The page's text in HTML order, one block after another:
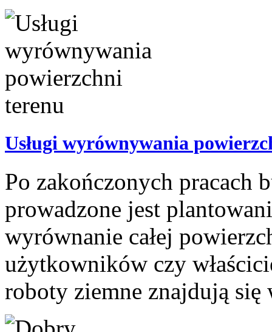
Usługi wyrównywania
Po zakończonych pracach
prowadzone jest
wyrównanie całej
użytkowników czy
roboty ziemne znajdują